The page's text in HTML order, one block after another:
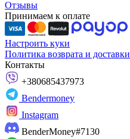
Отзывы
Принимаем к оплате
Настроить куки
Политика возврата и доставки
Контакты
+380685437973
Bendermoney
Instagram
BenderMoney#7130